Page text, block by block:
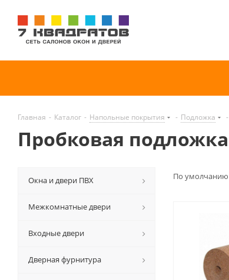
Главная - Каталог - Напольные покрытия - Подложка -
Пробковая подложка
По умолчанию
Окна и двери ПВХ
Межкомнатные двери
Входные двери
Дверная фурнитура